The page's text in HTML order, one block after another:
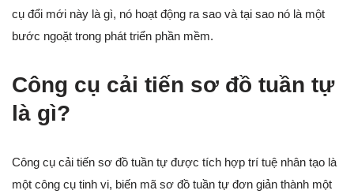
cụ đổi mới này là gì, nó hoạt động ra sao và tại sao nó là một
bước ngoặt trong phát triển phần mềm.
Công cụ cải tiến sơ đồ tuần tự
là gì?
Công cụ cải tiến sơ đồ tuần tự được tích hợp trí tuệ nhân tạo là
một công cụ tinh vi, biến mã sơ đồ tuần tự đơn giản thành một